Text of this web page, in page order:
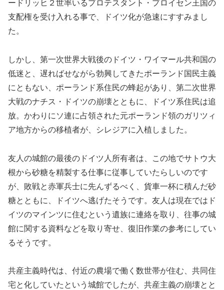
ードリッヒ２世率いるプロテスタント・プロイセン王国の
支配権を受け入れる事で、ドイツ化が急速にすすみまし
た。
しかし、第一次世界大戦後のドイツ・ワイマール共和国の
低迷と、遅ればせながら勃興してきたポーランド国民主義
にともない、ポーランド系住民の蜂起があり、第二次世界
大戦のナチス・ドイツの崩壊とともに、ドイツ系住民は追
放。かわりにソ連に占領された元ポーランド領のガリツィ
ア地方からの移植者が、シレジアに入植しました。
友人の城館の最後のドイツ人所有者は、この地でサトウ大
根から砂糖を精製する仕事に従事していたらしいのです
が、敗戦と赤軍兵士に先んずるべく、貨車一杯に積んだ砂
糖とともに、ドイツへ逃げたそうです。友人は現在ではド
イツのマインツに住むという遺族に連絡を取り、往事の城
館に関する資料などを取り寄せ、復旧作業の参考にしてい
るそうです。
共産主義時代は、付近の農場で働く数世帯が住む、共同住
宅と化していたという城館でしたが、共産主義の崩壊とと